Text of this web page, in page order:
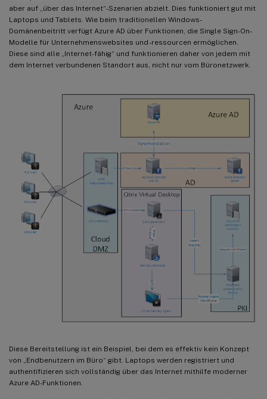
aber auf „über das Internet“-Szenarien abzielt. Dies funktioniert gut mit
Laptops und Tablets. Wie beim traditionellen Windows-
Domänenbeitritt verfügt Azure AD über Funktionen, die Single Sign-On-
Modelle für Unternehmenswebsites und -ressourcen ermöglichen.
Diese sind alle „Internet-fähig“ und funktionieren daher von jedem mit
dem Internet verbundenen Standort aus, nicht nur vom Büronetzwerk.
Diese Bereitstellung ist ein Beispiel, bei dem es effektiv kein Konzept
von „Endbenutzern im Büro“ gibt. Laptops werden registriert und
authentifizieren sich vollständig über das Internet mithilfe moderner
Azure AD-Funktionen.